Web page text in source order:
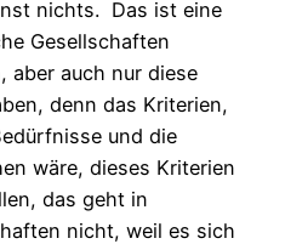
nichts. Das ist eine
Gesellschaften
aber auch nur diese
denn das Kriterien,
und die
wäre, dieses Kriterien
das geht in
nicht, weil es sich